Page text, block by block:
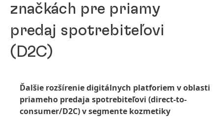
značkách pre priamy
predaj spotrebiteľovi
(D2C)
Ďalšie rozšírenie digitálnych platforiem v oblasti
priameho predaja spotrebiteľovi (direct-to-
consumer/D2C) v segmente kozmetiky